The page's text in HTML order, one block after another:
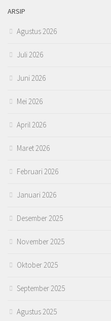
ARSIP
Agustus 2026
Juli 2026
Juni 2026
Mei 2026
April 2026
Maret 2026
Februari 2026
Januari 2026
Desember 2025
November 2025
Oktober 2025
September 2025
Agustus 2025